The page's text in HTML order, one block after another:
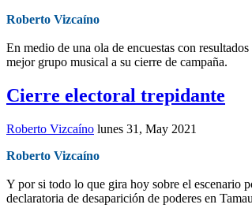
Roberto Vizcaíno
En medio de una ola de encuestas con
mejor grupo musical a su cierre de campaña.
Cierre electoral trepidante
Roberto Vizcaíno lunes 31, May 2021
Roberto Vizcaíno
Y por si todo lo que gira hoy sobre el escenario
declaratoria de desaparición de poderes en